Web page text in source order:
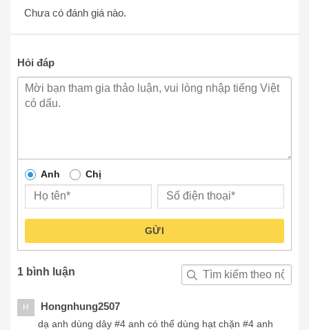
Chưa có đánh giá nào.
Hỏi đáp
Anh Chị
GỬI
1 bình luận
H Hongnhung2507
dạ anh dùng dây #4 anh có thể dùng hạt chặn #4 anh